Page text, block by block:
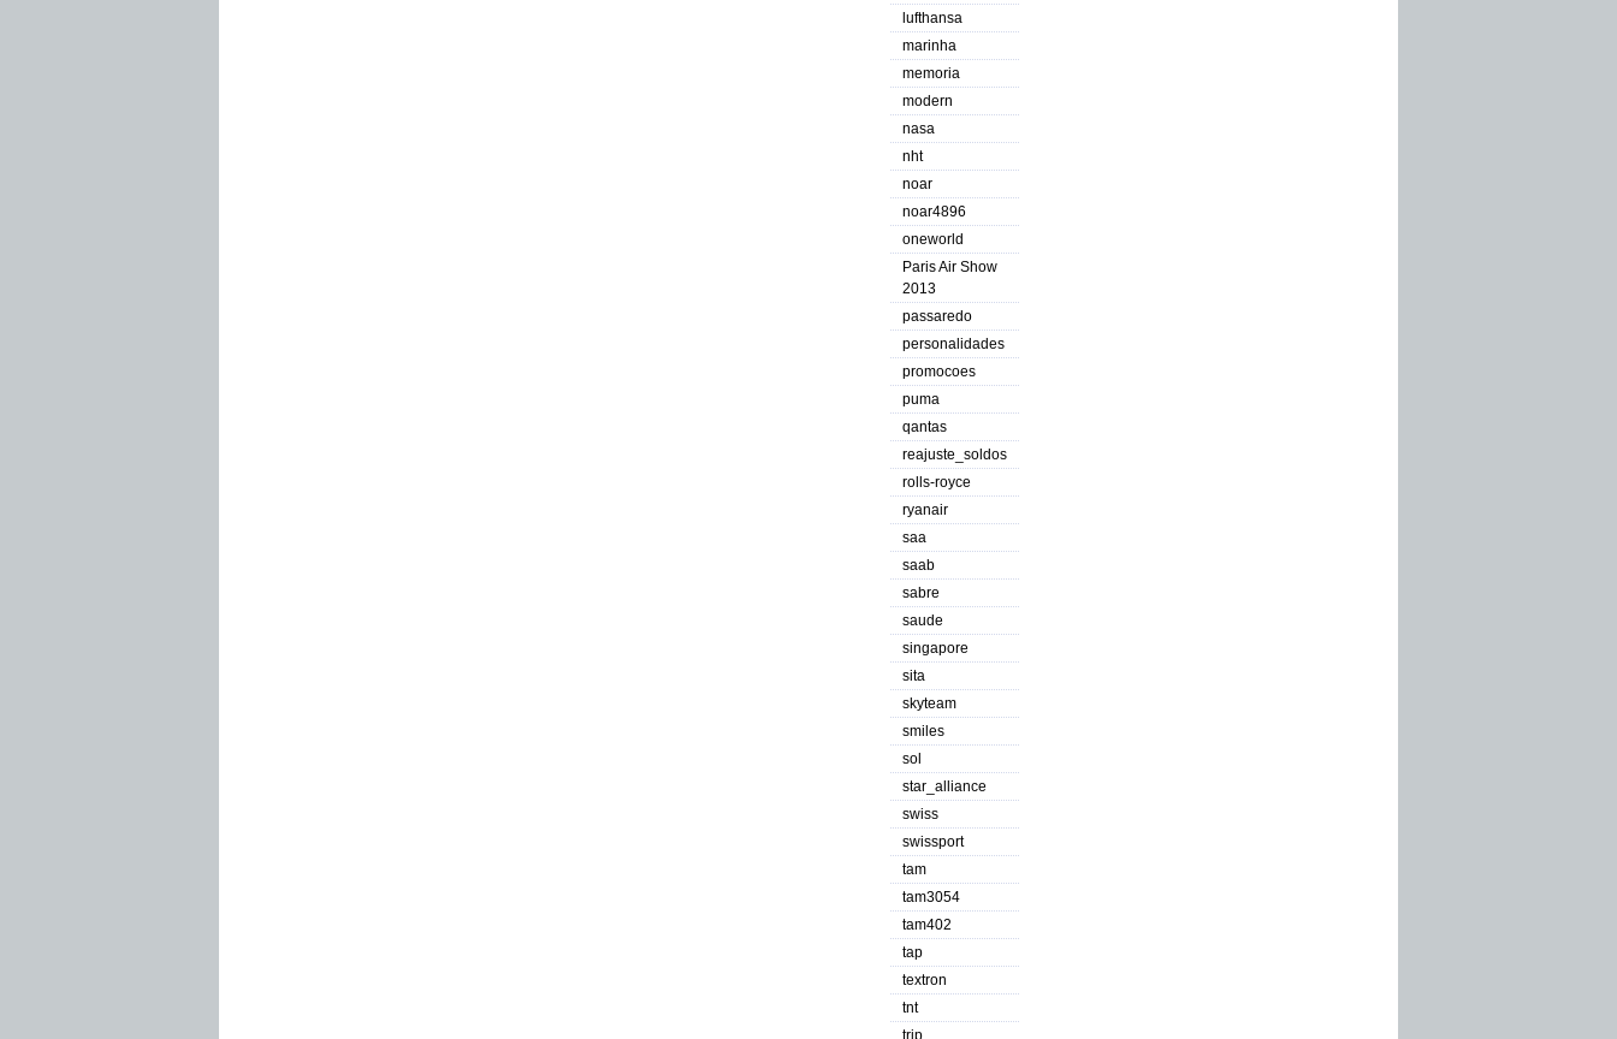
lufthansa
marinha
memoria
modern
nasa
nht
noar
noar4896
oneworld
Paris Air Show
2013
passaredo
personalidades
promocoes
puma
qantas
reajuste_soldos
rolls-royce
ryanair
saa
saab
sabre
saude
singapore
sita
skyteam
smiles
sol
star_alliance
swiss
swissport
tam
tam3054
tam402
tap
textron
tnt
trip